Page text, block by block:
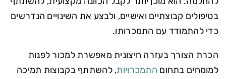
בטיפולים קבוצתיים ואישיים, ולבצע את השינויים הנדרשים
כדי להתמודד עם התמכרותו.
הכרת הצורך בעזרה חיצונית מאפשרת למכור לפנות
למומחים בתחום התמכרויות, להשתתף בקבוצות תמיכה